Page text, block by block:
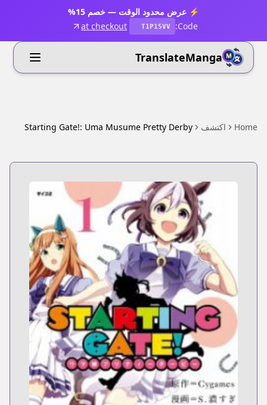
⚡ عرض محدود الوقت — خصم 15%
Code:
T1P15VV
at checkout
TranslateManga
Home اكتشف Starting Gate!: Uma Musume Pretty Derby